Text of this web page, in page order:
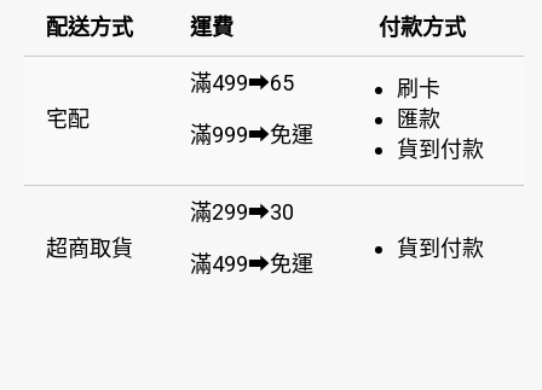
配送方式 運費 付款方式
宅配
滿499➡65
滿999➡免運
刷卡
匯款
貨到付款
超商取貨
滿299➡30
滿499➡免運
貨到付款